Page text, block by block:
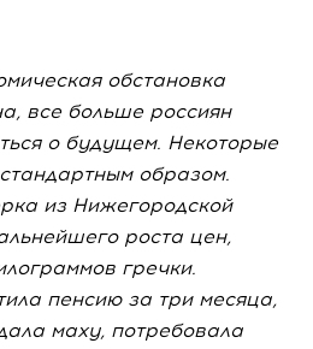
обстановка
все больше россиян
о будущем. Некоторые
образом.
из Нижегородской
роста цен,
гречки.
пенсию за три месяца,
маху, потребовала